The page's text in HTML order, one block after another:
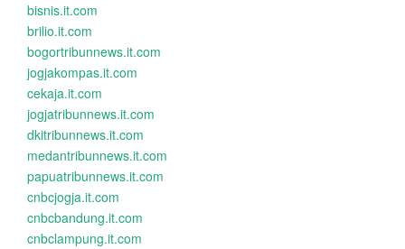
bisnis.it.com
brilio.it.com
bogortribunnews.it.com
jogjakompas.it.com
cekaja.it.com
jogjatribunnews.it.com
dkitribunnews.it.com
medantribunnews.it.com
papuatribunnews.it.com
cnbcjogja.it.com
cnbcbandung.it.com
cnbclampung.it.com